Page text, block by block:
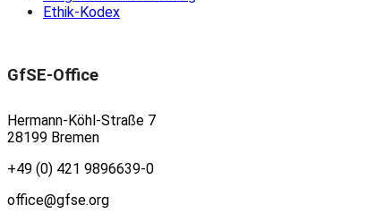
Ethik-Kodex
GfSE-Office
Hermann-Köhl-Straße 7
28199 Bremen
+49 (0) 421 9896639-0
office@gfse.org